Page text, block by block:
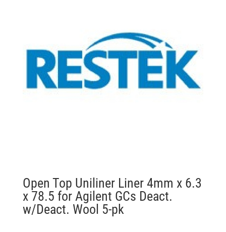
Open Top Uniliner Liner 4mm x 6.3
x 78.5 for Agilent GCs Deact.
w/Deact. Wool 5-pk